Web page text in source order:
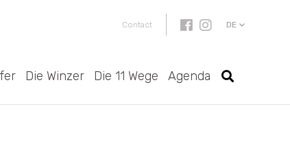
Contact DE
Die Winzer Die 11 Wege Agenda